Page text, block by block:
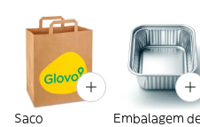
Saco
Embalagem